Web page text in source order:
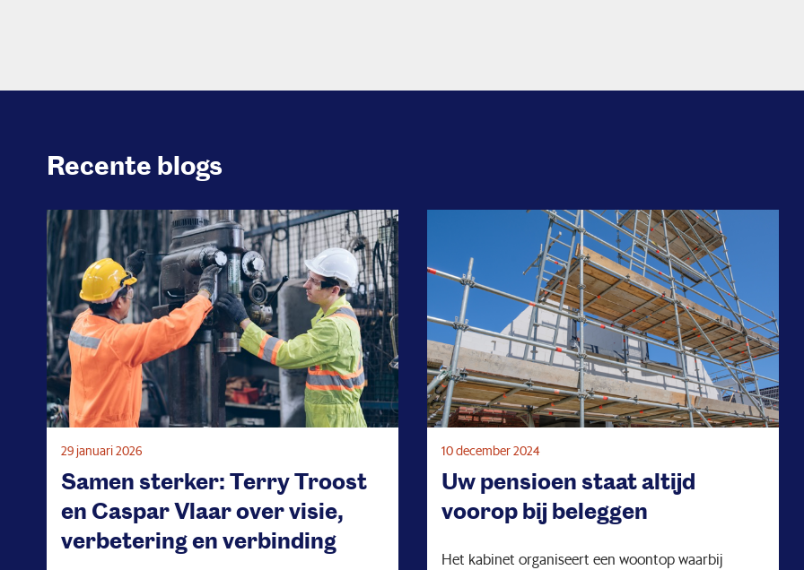
Recente blogs
29 januari 2026
Samen sterker: Terry Troost
en Caspar Vlaar over visie,
verbetering en verbinding
10 december 2024
Uw pensioen staat altijd
voorop bij beleggen
Het kabinet organiseert een woontop waarbij